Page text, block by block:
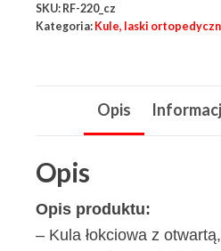
RF-
SKU: RF-220_cz
Kategoria: Kule, laski
Opis
Opis
Opis produktu:
– Kula łokciowa z